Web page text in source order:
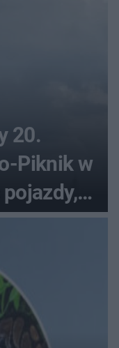
20.
Piknik w
scena w